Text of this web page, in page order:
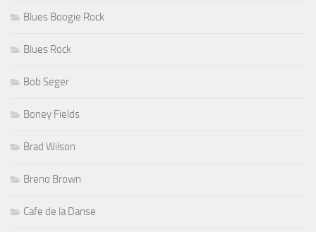
Blues Boogie Rock
Blues Rock
Bob Seger
Boney Fields
Brad Wilson
Breno Brown
Cafe de la Danse